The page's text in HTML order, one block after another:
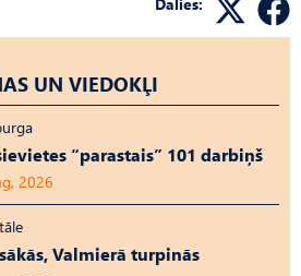
UN VIEDOKĻI
“parastais” 101 darbiņš
2026
Valmierā turpinās